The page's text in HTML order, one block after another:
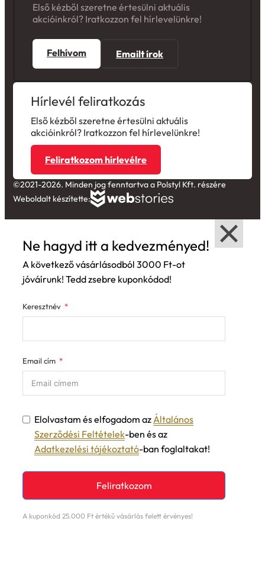
Első kézből szeretne értesülni aktuális
akcióinkról? Iratkozzon fel hírlevelünkre!
Felhívom Emailt írok
Hírlevél feliratkozás
Első kézből szeretne értesülni aktuális
akcióinkról? Iratkozzon fel hírlevelünkre!
Feliratkozom hírlevélre
©2021-2026. Minden jog fenntartva a Polstyl Kft. részére
Weboldalt készítette:
Ne hagyd itt a kedvezményed!
A következő vásárlásodból 3000 Ft-ot
jóváírunk! Tedd zsebre kuponkódod!
Keresztnév
Email cím
Elolvastam és elfogadom azÁltalános
Szerződési Feltételek-ben és az
Adatkezelési tájékoztató-ban foglaltakat!
Feliratkozom
A kuponkód 25.000 Ft értékű vásárlás felett érvényes!